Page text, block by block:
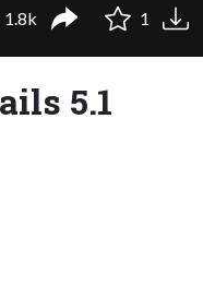
1.8k 1
5.1